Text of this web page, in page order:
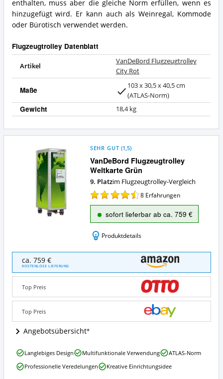
enthalten, muss aber die gleiche Norm erfüllen, wenn es
hinzugefügt wird. Er kann auch als Weinregal, Kommode
oder Bürotisch verwendet werden.
Flugzeugtrolley Datenblatt
Artikel
VanDeBord Flugzeugtrolley
City Rot
Maße
103 x 30,5 x 40,5 cm
(ATLAS-Norm)
Gewicht 18,4 kg
VanDeBord Flugzeugtrolley
Weltkarte Grün
SEHR GUT (1,5)
9. Platzim Flugzeugtrolley-Vergleich
8 Erfahrungen
sofort lieferbar ab ca. 759 €
Produktdetails
VanDeBord
Flugzeugtrolley
Weltkarte
Grün
Angebote:
Wo
Flugzeugtrolley
erhältlich?
ca. 759 €
KOSTENLOSE LIEFERUNG
Top Preis
Top Preis
Angebotsübersicht
VanDeBord
Flugzeugtrolley
Weltkarte
Langlebiges Design Multifunktionale Verwendung
ATLAS-Norm
Professionelle Veredelungen
Kreative Einrichtungsidee